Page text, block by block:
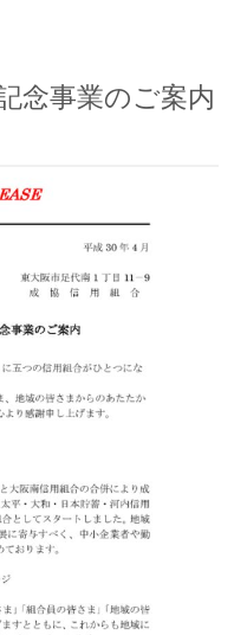
キングサービス
サービス
念事業のご案内